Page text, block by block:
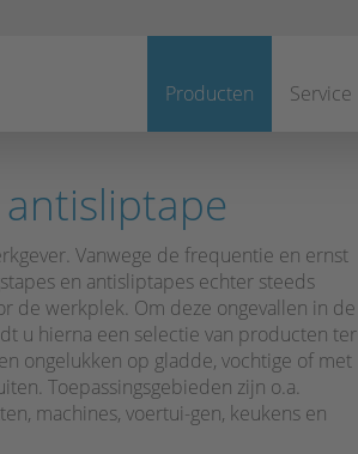
Producten Service
Vanwege de frequentie en ernst
en antisliptapes echter steeds
de werkplek. Om deze ongevallen in de
u hierna een selectie van producten ter
ongelukken op gladde, vochtige of met
Toepassingsgebieden zijn o.a.
machines, voertui-gen, keukens en